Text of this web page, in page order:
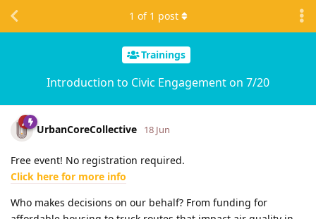
Trainings
Introduction to Civic Engagement on 7/20
1 of 1 post
UrbanCoreCollective 18 Jun
Free event! No registration required.
Click here for more info
Who makes decisions on our behalf? From funding for